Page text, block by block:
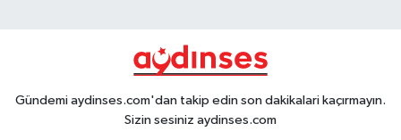
Gündemi aydinses.com'dan takip edin son dakikalari kaçırmayın.
Sizin sesiniz aydinses.com